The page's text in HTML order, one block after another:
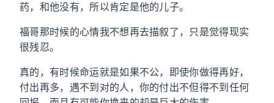
药，和他没有，所以肯定是他的儿子。
福哥那时候的心情我不想再去描叙了，只是觉得现实
很残忍。
真的，有时候命运就是如果不公，即使你做得再好，
付出再多，遇不到对的人，你的付出不但得不到任何